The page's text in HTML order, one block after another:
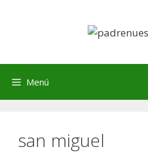
Menú
san miguel